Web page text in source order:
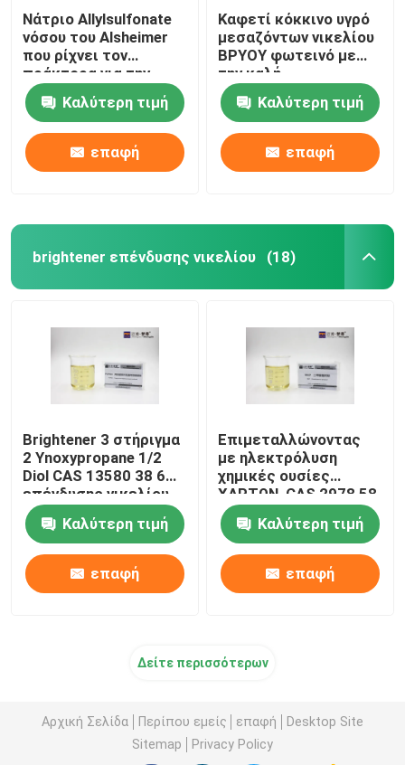
Νάτριο Allylsulfonate
νόσου του Alsheimer
που ρίχνει τον
πράκτορα για την
άριστη μαλακωμένη
κατάθεσηΚαλύτερη τιμή
επαφή
Καφετί κόκκινο υγρό
μεσαζόντων νικελίου
ΒΡΥΟΥ φωτεινό με
την καλή
καλύπτοντας δύναμη
Καλύτερη τιμή
επαφή
brightener επένδυσης νικελίου (18)
Brightener 3 στήριγμα
2 Ynoxypropane 1/2
Diol CAS 13580 38 6
επένδυσης νικελίου
POPDH
Καλύτερη τιμή
επαφή
Επιμεταλλώνοντας
με ηλεκτρόλυση
χημικές ουσίες
ΧΑΡΤΩΝ, CAS 2978 58
λύση ηλεκτρολυτικής
επιμετάλλωσης 7
νικελίου
Καλύτερη τιμή
επαφή
Δείτε περισσότερων
Αρχική Σελίδα Περίπου εμείς επαφή
Desktop Site
Sitemap
Privacy Policy